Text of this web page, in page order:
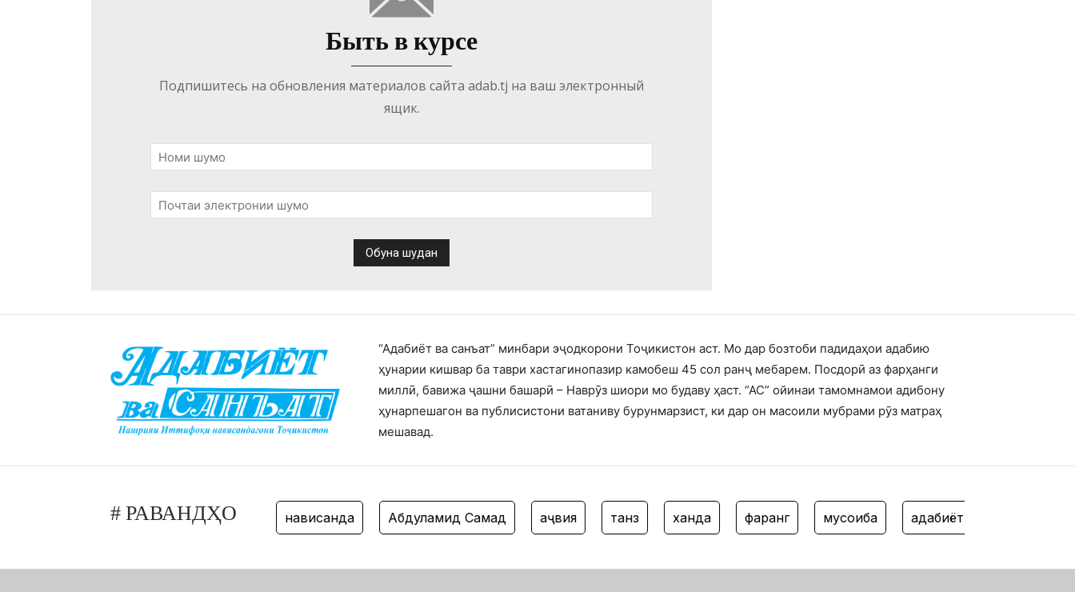
Быть в курсе
Подпишитесь на обновления материалов сайта adab.tj на ваш электронный
ящик.
“Адабиёт ва санъат” минбари эҷодкорони Тоҷикистон аст. Мо дар бозтоби падидаҳои адабию
ҳунарии кишвар ба таври хастагинопазир камобеш 45 сол ранҷ мебарем. Посдорӣ аз фарҳанги
миллӣ, бавижа ҷашни башарӣ – Наврӯз шиори мо будаву ҳаст. “АС” ойинаи тамомнамои адибону
ҳунарпешагон ва публисистони ватаниву бурунмарзист, ки дар он масоили мубрами рӯз матраҳ
мешавад.
# РАВАНДҲО
адиб ҳикоя нависанда Абдулҳамид Самад ҳаҷвия танз ханда фарҳанг мусоҳиба адабиёти кӯдак